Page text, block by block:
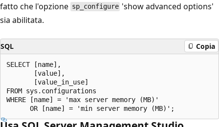
fatto che l'opzione sp_configure 'show advanced options'
sia abilitata.
SQL Copia
SELECT [name],
       [value],
       [value_in_use]
FROM sys.configurations
WHERE [name] = 'max server memory (MB)'